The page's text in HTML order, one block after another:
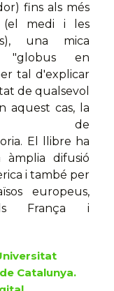
fins als més
(el medi i les
una mica
en
tal d'explicar
de qualsevol
aquest cas, la
de
El llibre ha
difusió
i també per
europeus,
França i
Catalunya.